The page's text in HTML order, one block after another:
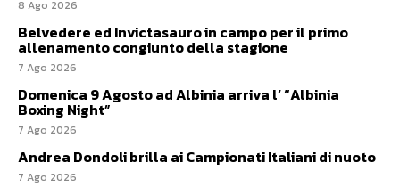
8 Ago 2026
Belvedere ed Invictasauro in campo per il primo
allenamento congiunto della stagione
7 Ago 2026
Domenica 9 Agosto ad Albinia arriva l’ “Albinia
Boxing Night”
7 Ago 2026
Andrea Dondoli brilla ai Campionati Italiani di nuoto
7 Ago 2026